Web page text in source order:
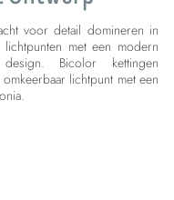
voor detail domineren in
met een modern
Bicolor kettingen
lichtpunt met een